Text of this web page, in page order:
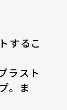
するこ
ラスト
。ま